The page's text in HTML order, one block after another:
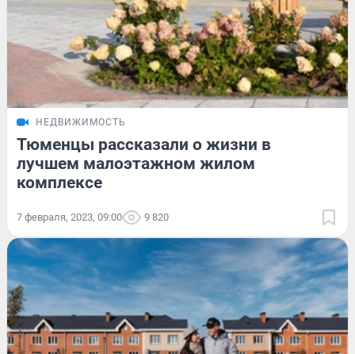
НЕДВИЖИМОСТЬ
Тюменцы рассказали о жизни в
лучшем малоэтажном жилом
комплексе
7 февраля, 2023, 09:00 9 820